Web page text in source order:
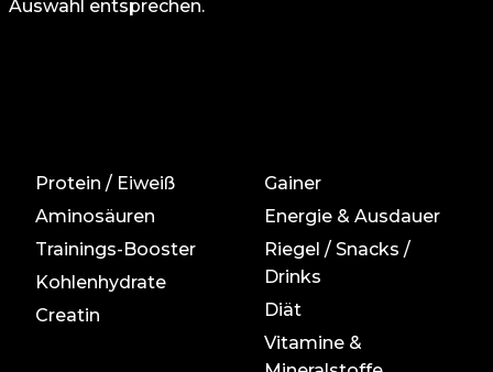
Auswahl entsprechen.
Protein / Eiweiß
Aminosäuren
Trainings-Booster
Kohlenhydrate
Creatin
Gainer
Energie & Ausdauer
Riegel / Snacks /
Drinks
Diät
Vitamine &